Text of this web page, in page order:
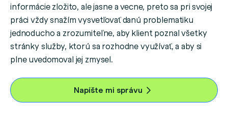
informácie zložito, ale jasne a vecne, preto sa pri svojej
práci vždy snažím vysvetľovať danú problematiku
jednoducho a zrozumiteľne, aby klient poznal všetky
stránky služby, ktorú sa rozhodne využívať, a aby si
plne uvedomoval jej zmysel.
Napíšte mi správu